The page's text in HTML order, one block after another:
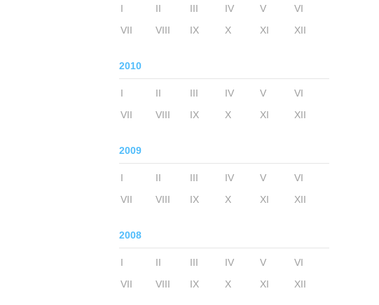
I II III IV V
VI
VII
VIII IX X XI XII
2010
I II III IV V
VI
VII
VIII IX X XI XII
2009
I II III IV V
VI
VII
VIII IX X XI XII
2008
I II III IV V
VI
VII
VIII IX X XI XII